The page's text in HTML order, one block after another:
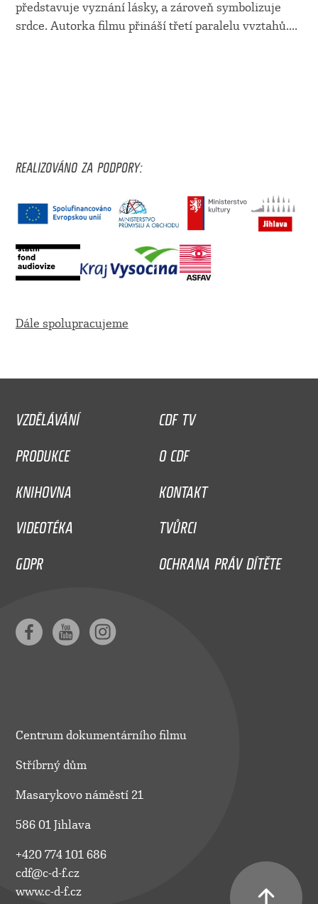
představuje vyznání lásky, a zároveň symbolizuje
srdce. Autorka filmu přináší třetí paralelu vvztahů....
REALIZOVÁNO ZA PODPORY:
Dále spolupracujeme
VZDĚLÁVÁNÍ
CDF TV
PRODUKCE
O CDF
KNIHOVNA
KONTAKT
VIDEOTÉKA
TVŮRCI
GDPR
OCHRANA PRÁV DÍTĚTE
Centrum dokumentárního filmu
Stříbrný dům
Masarykovo náměstí 21
586 01 Jihlava
+420 774 101 686
cdf@c-d-f.cz
www.c-d-f.cz